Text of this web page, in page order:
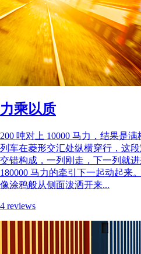
力乘以质
200 吨对上 10000 马力，结果是
列车在菱形交汇处纵横穿行，这
交错构成，一列刚走，下一列就
180000 马力的牵引下一起动起来
像涂鸦般从侧面泼洒开来...
4 reviews